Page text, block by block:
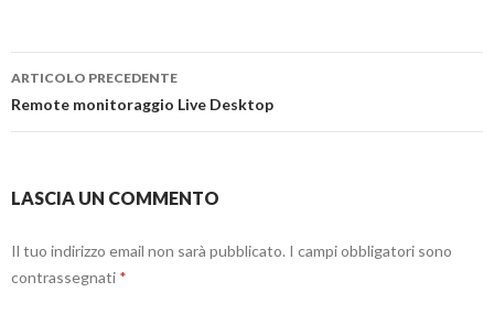
Navigazione
ARTICOLO PRECEDENTE
Remote monitoraggio Live Desktop
LASCIA UN COMMENTO
Il tuo indirizzo email non sarà pubblicato. I campi obbligatori sono
contrassegnati *